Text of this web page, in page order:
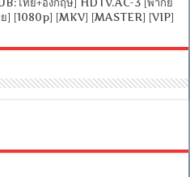
] [1080p] [MKV] [MASTER] [VIP]